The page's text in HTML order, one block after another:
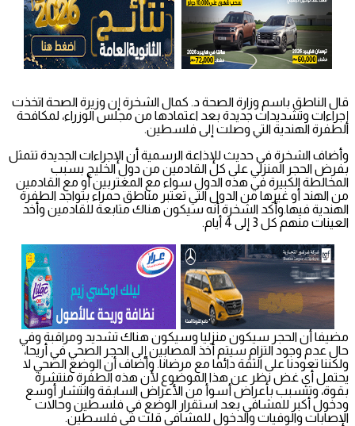
قال الناطق باسم وزارة الصحة د. كمال الشخرة إن وزيرة الصحة اتخذت
إجراءات وتشديدات جديدة بعد اعتمادها من مجلس الوزراء، لمكافحة
الطفرة الهندية التي وصلت إلى فلسطين.
وأضاف الشخرة في حديث للإذاعة الرسمية أن الإجراءات الجديدة تتمثل
بفرض الحجر المنزلي على كل القادمين من دول الخليج بسبب
المخالطة الكبيرة في هذه الدول سواء مع المغتربين أو مع القادمين
من الهند أو غيرها من الدول التي تعتبر مناطق حمراء بتواجد الطفرة
الهندية فيها.وأكد الشخرة أنه سيكون هناك متابعة للقادمين وأخد
العينات منهم كل 3 إلى 4 أيام.
مضيفا أن الحجر سيكون منزليا وسيكون هناك تشديد ومراقبة وفي
حال عدم وجود التزام سيتم أخذ المصابين إلى الحجر الصحي في أريحا،
ولكننا تعودنا على الثقة دائما مع مرضانا. وأضاف أن الوضع الصحي لا
يحتمل أي غض نظر عن هذا الموضوع لأن هذه الطفرة منتشرة
بقوة، وتتسبب بأعراض أسوأ من الأعراض السابقة وانتشار أوسع
ودخول أكبر للمشافي بعد استقرار الوضع في فلسطين وحالات
الإصابات والوفيات والدخول للمشافي قلت في فلسطين.